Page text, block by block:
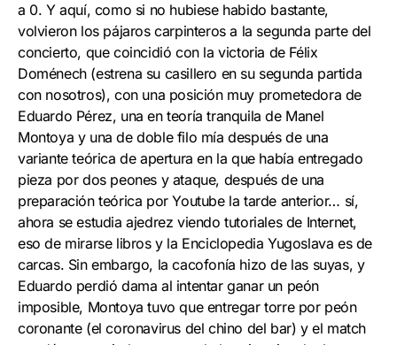
a 0. Y aquí, como si no hubiese habido bastante,
volvieron los pájaros carpinteros a la segunda parte del
concierto, que coincidió con la victoria de Félix
Doménech (estrena su casillero en su segunda partida
con nosotros), con una posición muy prometedora de
Eduardo Pérez, una en teoría tranquila de Manel
Montoya y una de doble filo mía después de una
variante teórica de apertura en la que había entregado
pieza por dos peones y ataque, después de una
preparación teórica por Youtube la tarde anterior… sí,
ahora se estudia ajedrez viendo tutoriales de Internet,
eso de mirarse libros y la Enciclopedia Yugoslava es de
carcas. Sin embargo, la cacofonía hizo de las suyas, y
Eduardo perdió dama al intentar ganar un peón
imposible, Montoya tuvo que entregar torre por peón
coronante (el coronavirus del chino del bar) y el match